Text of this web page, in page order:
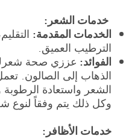
خدمات الشعر:
الخدمات المقدمة:
الترطيب العميق.
الفوائد: عززي صحة
الذهاب إلى الصالون.
الشعر واستعادة
وكل ذلك يتم وفقاً لنوع
خدمات الأظافر: